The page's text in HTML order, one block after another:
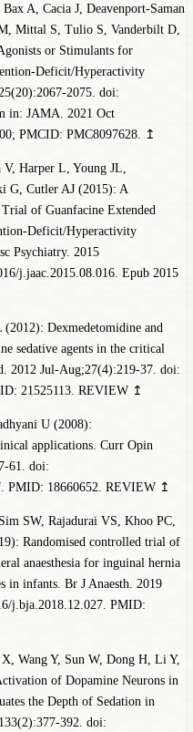
A, Cacia J, Deavenport-Saman
Mittal S, Tulio S, Vanderbilt D,
or Stimulants for
Deficit/Hyperactivity
2075. doi:
in: JAMA. 2021 Oct
PMCID: PMC8097628.
↥
Harper L, Young JL,
G, Cutler AJ (2015): A
of Guanfacine Extended
Deficit/Hyperactivity
Psychiatry. 2015
j.jaac.2015.08.016. Epub 2015
Dexmedetomidine and
sedative agents in the critical
2012 Jul-Aug;27(4):219-37. doi:
21525113. REVIEW ↥
U (2008):
applications. Curr Opin
61. doi:
PMID: 18660652. REVIEW ↥
SW, Rajadurai VS, Khoo PC,
Randomised controlled trial of
anaesthesia for inguinal hernia
in infants. Br J Anaesth. 2019
j.bja.2018.12.027. PMID:
Wang Y, Sun W, Dong H, Li Y,
of Dopamine Neurons in
the Depth of Sedation in
392. doi: